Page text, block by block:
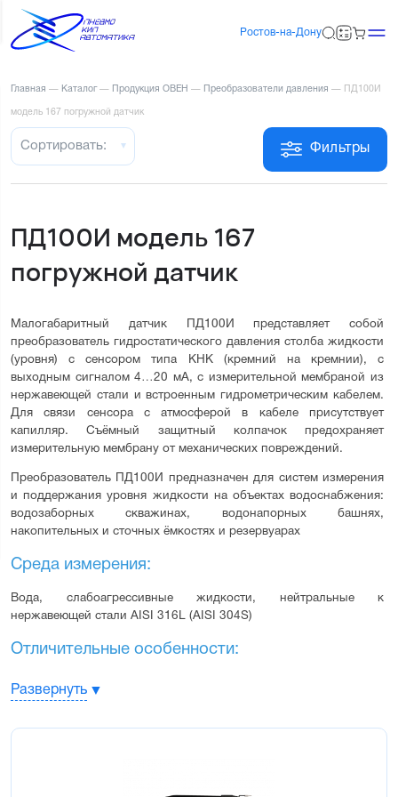
Ростов-на-Дону
Главная — Каталог — Продукция ОВЕН — Преобразователи давления — ПД100И
модель 167 погружной датчик
Фильтры
Сортировать:
ПД100И модель 167
погружной датчик
Малогабаритный датчик ПД100И представляет собой
преобразователь гидростатического давления столба жидкости
(уровня) с сенсором типа КНК (кремний на кремнии), с
выходным сигналом 4…20 мА, с измерительной мембраной из
нержавеющей стали и встроенным гидрометрическим кабелем.
Для связи сенсора с атмосферой в кабеле присутствует
капилляр. Съёмный защитный колпачок предохраняет
измерительную мембрану от механических повреждений.
Преобразователь ПД100И предназначен для систем измерения
и поддержания уровня жидкости на объектах водоснабжения:
водозаборных скважинах, водонапорных башнях,
накопительных и сточных ёмкостях и резервуарах
Среда измерения:
Вода, слабоагрессивные жидкости, нейтральные к
нержавеющей стали AISI 316L (AISI 304S)
Отличительные особенности:
лазерной сваркой
Развернуть